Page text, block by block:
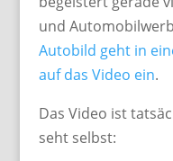
und
Autobild geht in
auf das Video ein.
Das Video ist
seht selbst: